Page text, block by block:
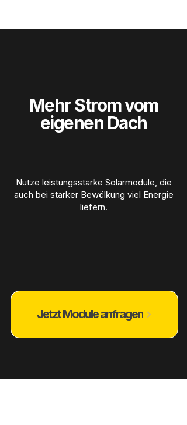
Mehr Strom vom
eigenen Dach
Nutze leistungsstarke Solarmodule, die
auch bei starker Bewölkung viel Energie
liefern.
Jetzt Module anfragen